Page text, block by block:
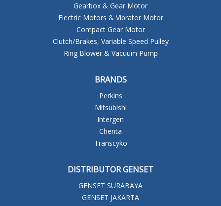
Gearbox & Gear Motor
Electric Motors & Vibrator Motor
Compact Gear Motor
Clutch/Brakes, Variable Speed Pulley
Ring Blower & Vacuum Pump
BRANDS
Perkins
Mitsubishi
Intergen
Chenta
Transcyko
DISTRIBUTOR GENSET
GENSET SURABAYA
GENSET JAKARTA